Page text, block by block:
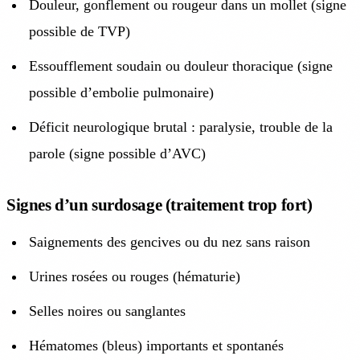
Douleur, gonflement ou rougeur dans un mollet (signe
possible de TVP)
Essoufflement soudain ou douleur thoracique (signe
possible d’embolie pulmonaire)
Déficit neurologique brutal : paralysie, trouble de la
parole (signe possible d’AVC)
Signes d’un surdosage (traitement trop fort)
Saignements des gencives ou du nez sans raison
Urines rosées ou rouges (hématurie)
Selles noires ou sanglantes
Hématomes (bleus) importants et spontanés